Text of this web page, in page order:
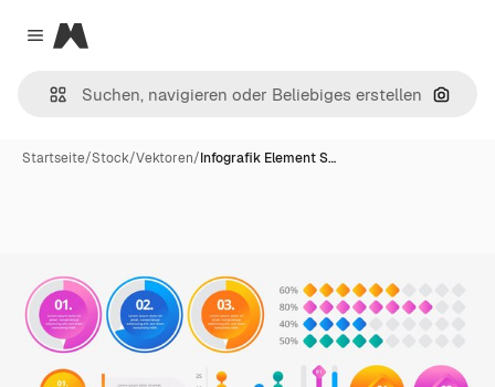
Close menu
Magnific
Nach
Startseite/Stock/Vektoren/Infografik Element S…